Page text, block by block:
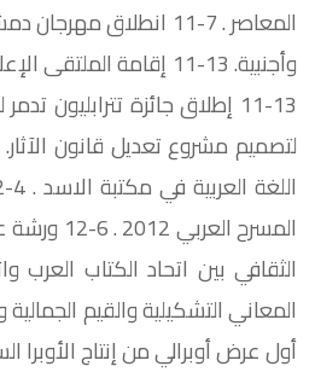
وأجنبية. 13-11 إقامة
أول عرض أوبرالي من إنتاج الأوبرا